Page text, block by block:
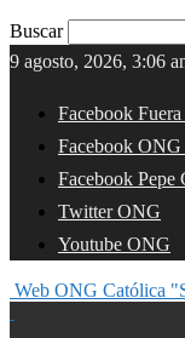
Buscar
9 agosto, 2026, 3:06
Facebook
Facebook ONG
Facebook Pepe
Twitter ONG
Youtube ONG
Web ONG Católica